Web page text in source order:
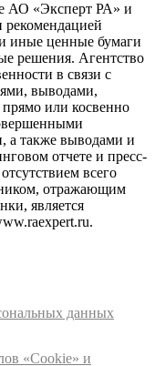
АО «Эксперт РА» и
рекомендацией
иные ценные бумаги
решения. Агентство
в связи с
выводами,
или косвенно
а также выводами и
отчете и пресс-
всего
отражающим
является
данных
«Cookie» и